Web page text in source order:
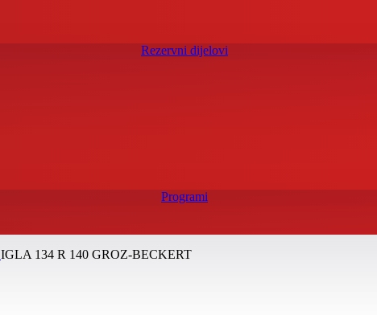
Rezervni dijelovi
Programi
IGLA 134 R 140 GROZ-BECKERT